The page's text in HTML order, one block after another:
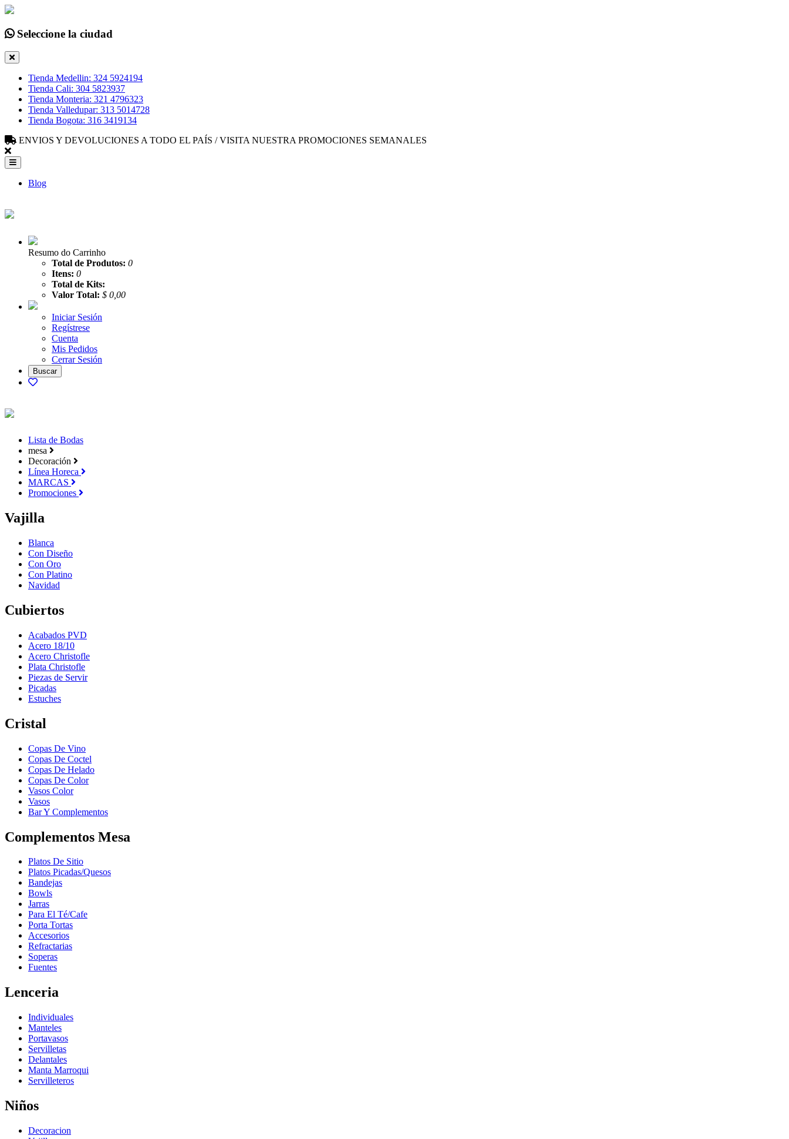
Seleccione la ciudad
Tienda Medellin: 324 5924194
Tienda Cali: 304 5823937
Tienda Monteria: 321 4796323
Tienda Valledupar: 313 5014728
Tienda Bogota: 316 3419134
ENVIOS Y DEVOLUCIONES A TODO EL PAÍS / VISITA NUESTRA PROMOCIONES SEMANALES
Blog
Resumo do Carrinho
Total de Produtos: 0
Itens: 0
Total de Kits:
Valor Total: $ 0,00
Iniciar Sesión
Regístrese
Cuenta
Mis Pedidos
Cerrar Sesión
Lista de Bodas
mesa
Decoración
Línea Horeca
MARCAS
Promociones
Vajilla
Blanca
Con Diseño
Con Oro
Con Platino
Navidad
Cubiertos
Acabados PVD
Acero 18/10
Acero Christofle
Plata Christofle
Piezas de Servir
Picadas
Estuches
Cristal
Copas De Vino
Copas De Coctel
Copas De Helado
Copas De Color
Vasos Color
Vasos
Bar Y Complementos
Complementos Mesa
Platos De Sitio
Platos Picadas/Quesos
Bandejas
Bowls
Jarras
Para El Té/Cafe
Porta Tortas
Accesorios
Refractarias
Soperas
Fuentes
Lenceria
Individuales
Manteles
Portavasos
Servilletas
Delantales
Manta Marroqui
Servilleteros
Niños
Decoracion